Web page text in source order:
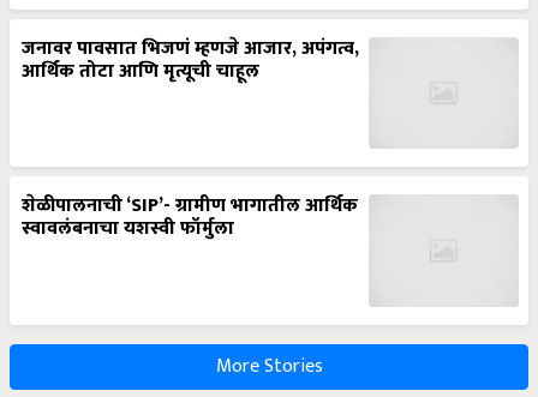
जनावर पावसात भिजणं म्हणजे आजार, अपंगत्व,
आर्थिक तोटा आणि मृत्यूची चाहूल
शेळीपालनाची ‘SIP’- ग्रामीण भागातील आर्थिक
स्वावलंबनाचा यशस्वी फॉर्मुला
More Stories